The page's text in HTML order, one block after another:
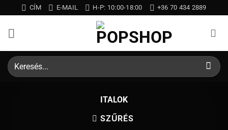
to
content
CÍM E-MAIL H-P: 10:00-18:00 +36 70 434 2889
Keresés
a
ITALOK
SZŰRÉS